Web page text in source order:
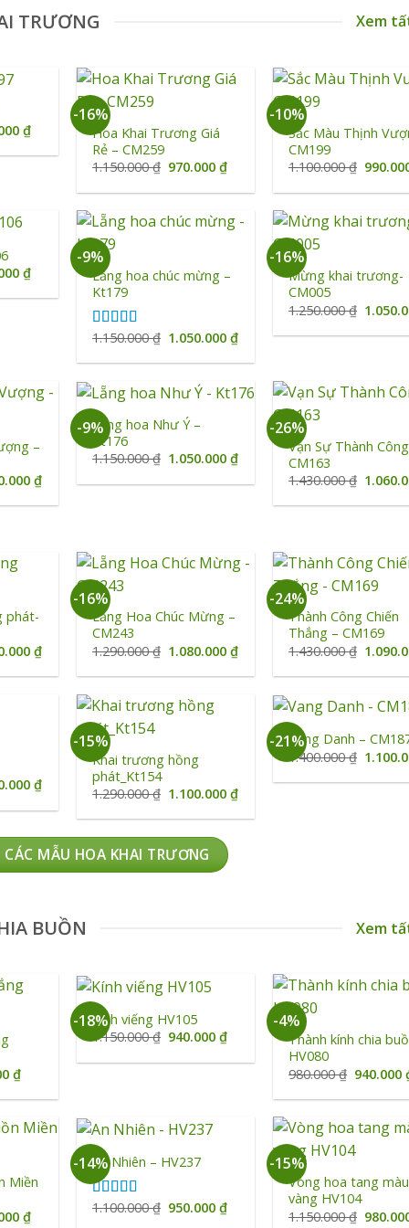
TRƯƠNG Xem
₫Giá
tại
-16%
+
Hoa Khai Trương Giá
Rẻ – CM259
1.150.000₫ Giá
là:
970.000₫Giá
tại
970.000 ₫.
-10%
+
Sắc Màu Thịnh
CM199
1.100.000₫ Giá
là:
₫Giá
tại
-9%
+
Lẵng hoa chúc mừng –
Kt179
Được xếp
sao
1.150.000₫ Giá
là:
1.050.000₫Giá
tại
1.050.000 ₫.
-16%
+
Mừng khai trương-
CM005
1.250.000₫ Giá
là:
–
₫Giá
tại
-9%
+
Lẵng hoa Như Ý –
Kt176
1.150.000₫ Giá
là:
1.050.000₫Giá
tại
1.050.000 ₫.
-26%
+
Vạn Sự Thành
CM163
1.430.000₫ Giá
là:
phát-
₫Giá
tại
1.080.000 ₫.
-16%
+
Lẵng Hoa Chúc Mừng –
CM243
1.290.000₫ Giá
là:
1.080.000₫Giá
tại
1.080.000 ₫.
-24%
+
Thành Công Chiến
Thắng – CM169
1.430.000₫ Giá
là:
₫Giá
tại
1.090.000 ₫.
-15%
+
Khai trương hồng
phát_Kt154
1.290.000₫ Giá
là:
1.100.000₫Giá
tại
-21%
+
Vang Danh –
1.400.000₫ Giá
là:
MẪU HOA KHAI TRƯƠNG
BUỒN Xem
₫Giá
tại
890.000 ₫.
-18%
+
Kính viếng HV105
1.150.000₫ Giá
là:
940.000₫Giá
tại
-4%
+
Thành kính chia
HV080
980.000₫ Giá
là:
940.000
Miền
₫Giá
-14%An Nhiên – HV237
Được xếp
1.100.000₫ Giá
950.000₫Giá
-15%
+
Vòng hoa tang màu
vàng HV104
1.150.000₫ Giá